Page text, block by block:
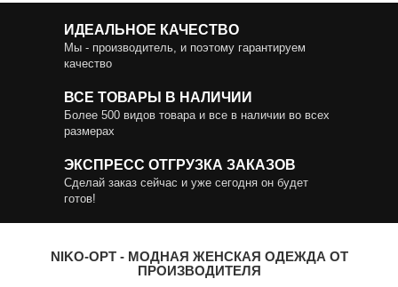
ИДЕАЛЬНОЕ КАЧЕСТВО
Мы - производитель, и поэтому гарантируем
качество
ВСЕ ТОВАРЫ В НАЛИЧИИ
Более 500 видов товара и все в наличии во всех
размерах
ЭКСПРЕСС ОТГРУЗКА ЗАКАЗОВ
Сделай заказ сейчас и уже сегодня он будет
готов!
NIKO-OPT - МОДНАЯ ЖЕНСКАЯ ОДЕЖДА ОТ
ПРОИЗВОДИТЕЛЯ